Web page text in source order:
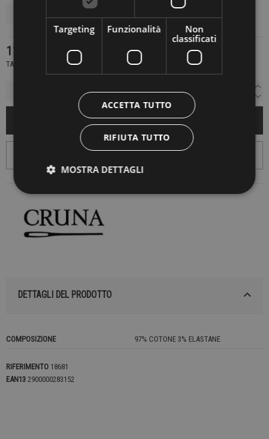
111,30 € 159,00 €
TASSE INCLUSE
AGGIUNGI AL CARRELLO
DETTAGLI DEL PRODOTTO
COMPOSIZIONE 97% COTONE 3% ELASTANE
RIFERIMENTO 18681
EAN13 2900000283152
Targeting Funzionalità
Non
classificati
ACCETTA TUTTO
RIFIUTA TUTTO
MOSTRA DETTAGLI